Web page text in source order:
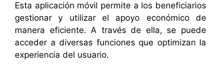
Esta aplicación móvil permite a los beneficiarios
gestionar y utilizar el apoyo económico de
manera eficiente. A través de ella, se puede
acceder a diversas funciones que optimizan la
experiencia del usuario.